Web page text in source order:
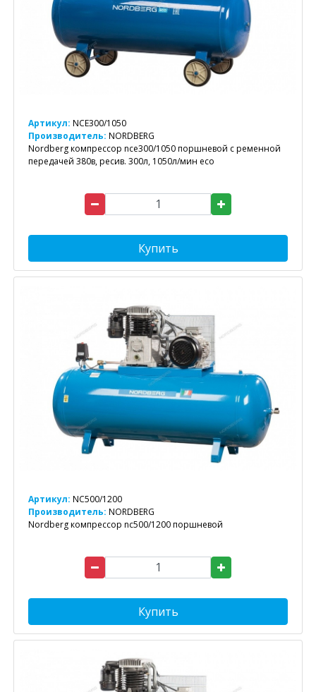
Артикул: NCE300/1050
Производитель: NORDBERG
Nordberg компрессор nce300/1050 поршневой с ременной
передачей 380в, ресив. 300л, 1050л/мин eco
Купить
Артикул: NC500/1200
Производитель: NORDBERG
Nordberg компрессор nc500/1200 поршневой
Купить